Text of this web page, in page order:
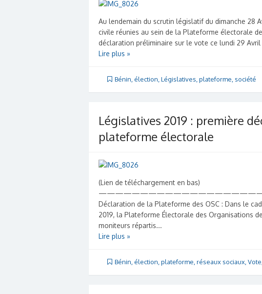
Au lendemain du scrutin législatif du dimanche 28
civile réunies au sein de la Plateforme électorale
déclaration préliminaire sur le vote ce lundi 29 Avril
Lire plus »
Bénin élection Législatives plateforme société
Législatives 2019 : première
plateforme électorale
(Lien de téléchargement en bas)
Déclaration de la Plateforme des OSC : Dans le
2019, la Plateforme Électorale des Organisations
moniteurs répartis...
Lire plus »
Bénin élection plateforme réseaux sociaux Vote